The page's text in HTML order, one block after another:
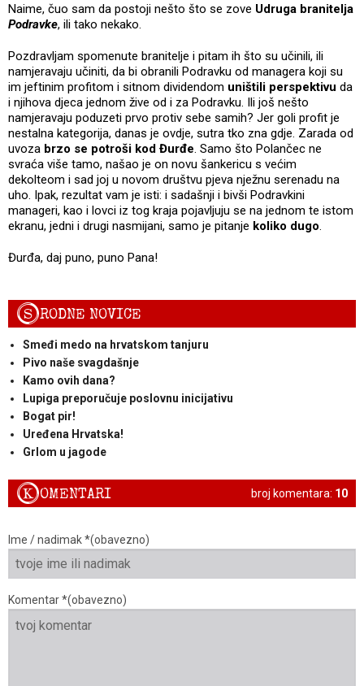
Naime, čuo sam da postoji nešto što se zove Udruga branitelja
Podravke, ili tako nekako.
Pozdravljam spomenute branitelje i pitam ih što su učinili, ili
namjeravaju učiniti, da bi obranili Podravku od managera koji su
im jeftinim profitom i sitnom dividendom uništili perspektivu da
i njihova djeca jednom žive od i za Podravku. Ili još nešto
namjeravaju poduzeti prvo protiv sebe samih? Jer goli profit je
nestalna kategorija, danas je ovdje, sutra tko zna gdje. Zarada od
uvoza brzo se potroši kod Đurđe. Samo što Polančec ne
svraća više tamo, našao je on novu šankericu s većim
dekolteom i sad joj u novom društvu pjeva nježnu serenadu na
uho. Ipak, rezultat vam je isti: i sadašnji i bivši Podravkini
manageri, kao i lovci iz tog kraja pojavljuju se na jednom te istom
ekranu, jedni i drugi nasmijani, samo je pitanje koliko dugo.
Đurđa, daj puno, puno Pana!
SRODNE NOVICE
Smeđi medo na hrvatskom tanjuru
Pivo naše svagdašnje
Kamo ovih dana?
Lupiga preporučuje poslovnu inicijativu
Bogat pir!
Uređena Hrvatska!
Grlom u jagode
broj komentara: 10
KOMENTARI
Ime / nadimak *(obavezno)
Komentar *(obavezno)